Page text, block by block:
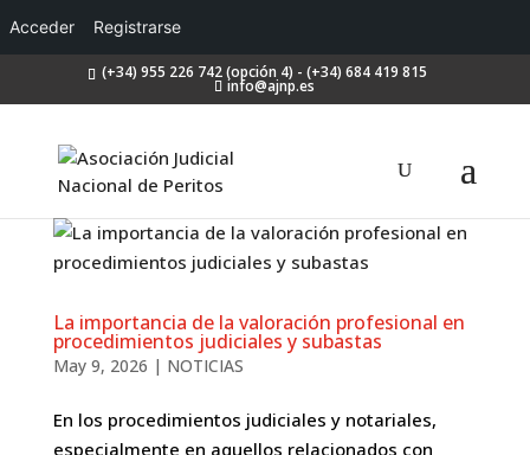
Acceder Registrarse
(+34) 955 226 742 (opción 4) - (+34) 684 419 815
info@ajnp.es
La importancia de la valoración profesional en
procedimientos judiciales y subastas
May 9, 2026 | NOTICIAS
En los procedimientos judiciales y notariales,
especialmente en aquellos relacionados con